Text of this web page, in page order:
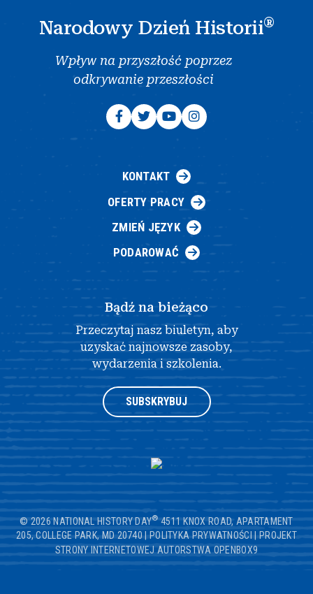
Narodowy Dzień Historii®
Wpływ na przyszłość poprzez
odkrywanie przeszłości
KONTAKT
OFERTY PRACY
ZMIEŃ JĘZYK
PODAROWAĆ
Bądź na bieżąco
Przeczytaj nasz biuletyn, aby
uzyskać najnowsze zasoby,
wydarzenia i szkolenia.
SUBSKRYBUJ
© 2026 NATIONAL HISTORY DAY® 4511 KNOX ROAD, APARTAMENT
205, COLLEGE PARK, MD 20740|POLITYKA PRYWATNOŚCI|PROJEKT
STRONY INTERNETOWEJ AUTORSTWA OPENBOX9